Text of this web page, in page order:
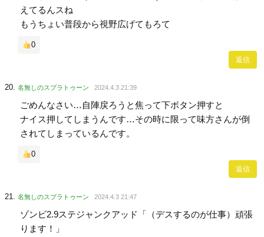
えてるんスね
もうちょい普段から視野広げてもろて
0
返信
名無しのスプラトゥーン 2024.4.3 21:39
ごめんなさい…自陣戻ろうと焦って下ボタン押すと
ナイス押してしまうんです…その時に限って味方さんが倒
されてしまっているんです。
0
返信
名無しのスプラトゥーン 2024.4.3 21:47
ゾンビ2.9ステジャンクアッド「（デスするのが仕事）頑張
ります！」